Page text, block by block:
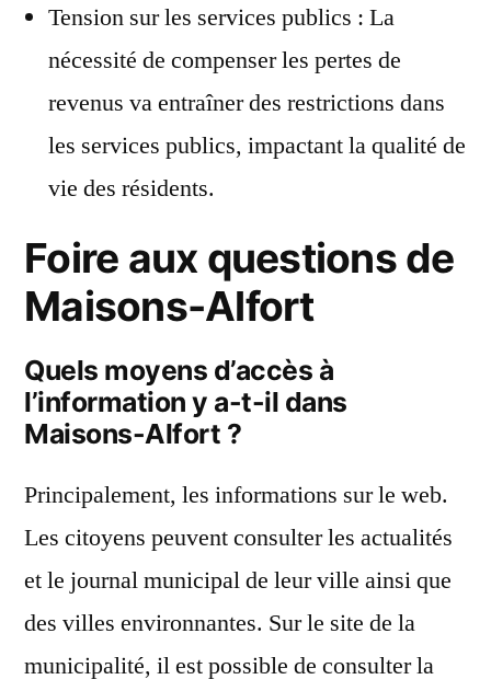
Tension sur les services publics : La
nécessité de compenser les pertes de
revenus va entraîner des restrictions dans
les services publics, impactant la qualité de
vie des résidents.
Foire aux questions de
Maisons-Alfort
Quels moyens d’accès à
l’information y a-t-il dans
Maisons-Alfort ?
Principalement, les informations sur le web.
Les citoyens peuvent consulter les actualités
et le journal municipal de leur ville ainsi que
des villes environnantes. Sur le site de la
municipalité, il est possible de consulter la